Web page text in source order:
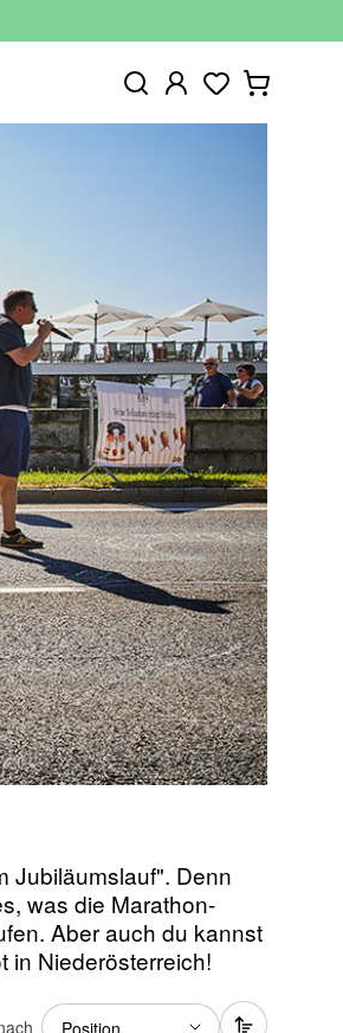
Jubiläumslauf". Denn
was die Marathon-
Aber auch du kannst
in Niederösterreich!